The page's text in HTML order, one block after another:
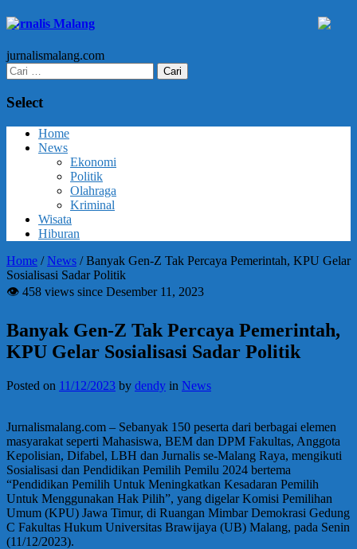
Jurnalis Malang
jurnalismalang.com
Cari
untuk:
Select
Home
News
Ekonomi
Politik
Olahraga
Kriminal
Wisata
Hiburan
Home /News /Banyak Gen-Z Tak Percaya Pemerintah, KPU Gelar
Sosialisasi Sadar Politik
👁 458 views since Desember 11, 2023
Banyak Gen-Z Tak Percaya Pemerintah,
KPU Gelar Sosialisasi Sadar Politik
Posted on 11/12/2023 by dendy in News
Jurnalismalang.com – Sebanyak 150 peserta dari berbagai elemen
masyarakat seperti Mahasiswa, BEM dan DPM Fakultas, Anggota
Kepolisian, Difabel, LBH dan Jurnalis se-Malang Raya, mengikuti
Sosialisasi dan Pendidikan Pemilih Pemilu 2024 bertema
“Pendidikan Pemilih Untuk Meningkatkan Kesadaran Pemilih
Untuk Menggunakan Hak Pilih”, yang digelar Komisi Pemilihan
Umum (KPU) Jawa Timur, di Ruangan Mimbar Demokrasi Gedung
C Fakultas Hukum Universitas Brawijaya (UB) Malang, pada Senin
(11/12/2023).